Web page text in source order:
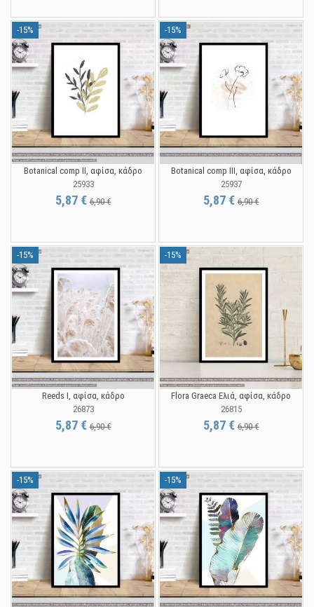
-15%
Botanical comp II, αφίσα, κάδρο
25933
5,87 €6,90 €
-15%
Botanical comp IΙI, αφίσα, κάδρο
25937
5,87 €6,90 €
-15%
Reeds I, αφίσα, κάδρο
26873
5,87 €6,90 €
-15%
Flora Graeca Ελιά, αφίσα, κάδρο
26815
5,87 €6,90 €
-15% -15%